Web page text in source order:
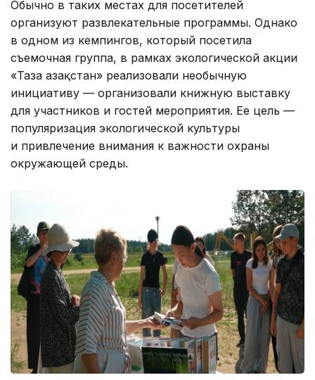
Обычно в таких местах для посетителей
организуют развлекательные программы. Однако
в одном из кемпингов, который посетила
съемочная группа, в рамках экологической акции
«Таза Қазақстан» реализовали необычную
инициативу — организовали книжную выставку
для участников и гостей мероприятия. Ее цель —
популяризация экологической культуры
и привлечение внимания к важности охраны
окружающей среды.